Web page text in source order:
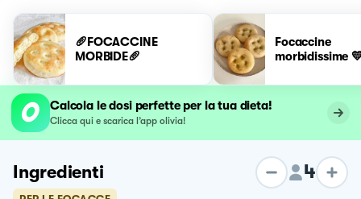
🥖FOCACCINE
MORBIDE🥖
Focaccine
morbidissime
Calcola le dosi perfette per la tua dieta!
Clicca qui e scarica l’app olivia!
Ingredienti 4